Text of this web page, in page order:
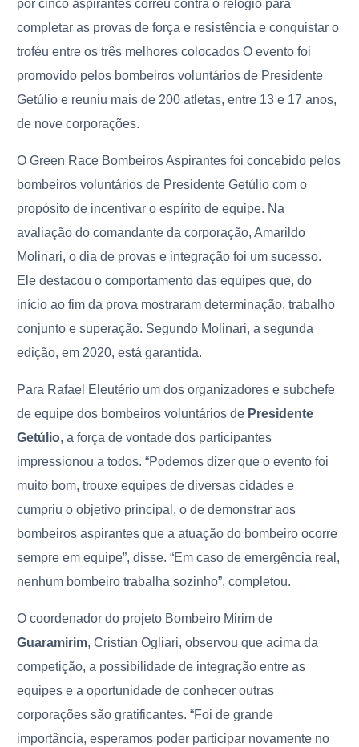
por cinco aspirantes correu contra o relógio para
completar as provas de força e resistência e conquistar o
troféu entre os três melhores colocados O evento foi
promovido pelos bombeiros voluntários de Presidente
Getúlio e reuniu mais de 200 atletas, entre 13 e 17 anos,
de nove corporações.
O Green Race Bombeiros Aspirantes foi concebido pelos
bombeiros voluntários de Presidente Getúlio com o
propósito de incentivar o espírito de equipe. Na
avaliação do comandante da corporação, Amarildo
Molinari, o dia de provas e integração foi um sucesso.
Ele destacou o comportamento das equipes que, do
início ao fim da prova mostraram determinação, trabalho
conjunto e superação. Segundo Molinari, a segunda
edição, em 2020, está garantida.
Para Rafael Eleutério um dos organizadores e subchefe
de equipe dos bombeiros voluntários de Presidente
Getúlio, a força de vontade dos participantes
impressionou a todos. “Podemos dizer que o evento foi
muito bom, trouxe equipes de diversas cidades e
cumpriu o objetivo principal, o de demonstrar aos
bombeiros aspirantes que a atuação do bombeiro ocorre
sempre em equipe”, disse. “Em caso de emergência real,
nenhum bombeiro trabalha sozinho”, completou.
O coordenador do projeto Bombeiro Mirim de
Guaramirim, Cristian Ogliari, observou que acima da
competição, a possibilidade de integração entre as
equipes e a oportunidade de conhecer outras
corporações são gratificantes. “Foi de grande
importância, esperamos poder participar novamente no